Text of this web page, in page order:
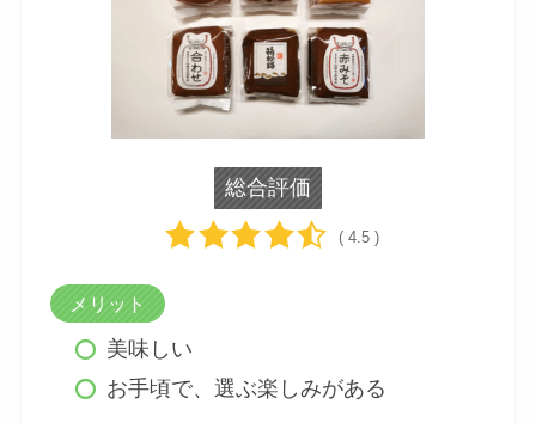
総合評価
( 4.5 )
メリット
美味しい
お手頃で、選ぶ楽しみがある